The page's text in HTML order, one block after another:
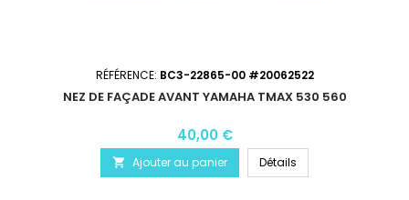
RÉFÉRENCE: BC3-22865-00 #20062522
NEZ DE FAÇADE AVANT YAMAHA TMAX 530 560
40,00 €
 Ajouter au panier Détails